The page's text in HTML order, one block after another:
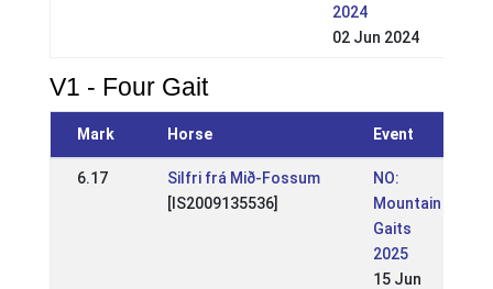
2024
02 Jun 2024
V1 - Four Gait
Mark Horse Event
6.17
Silfri frá Mið-Fossum
[IS2009135536]
NO:
Mountain
Gaits
2025
15 Jun